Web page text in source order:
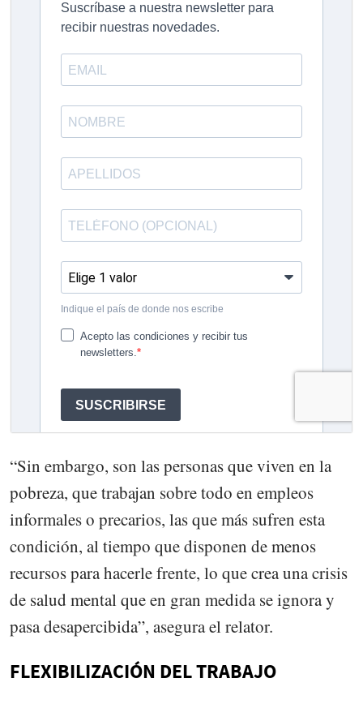
“Sin embargo, son las personas que viven en la
pobreza, que trabajan sobre todo en empleos
informales o precarios, las que más sufren esta
condición, al tiempo que disponen de menos
recursos para hacerle frente, lo que crea una crisis
de salud mental que en gran medida se ignora y
pasa desapercibida”, asegura el relator.
FLEXIBILIZACIÓN DEL TRABAJO